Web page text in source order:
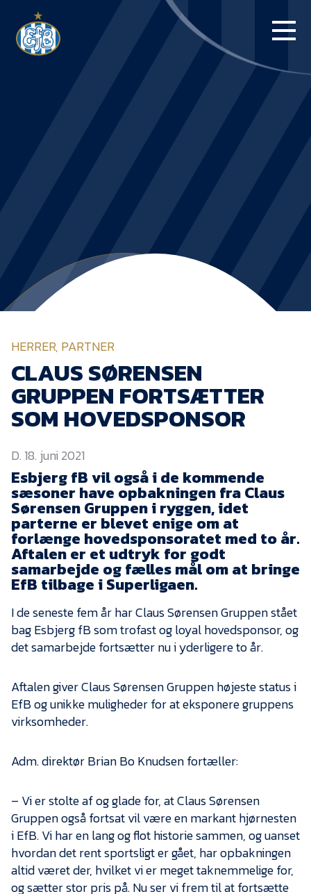
BLUE WATER
KVINDEHOLDET
NYHEDER
Om Esbjerg fB
Samarbejde
Partnere
Blue Water Arena
Aktionærinformation
Kontakt
Presse
HERRER, PARTNER
CLAUS SØRENSEN
GRUPPEN FORTSÆTTER
SOM HOVEDSPONSOR
D. 18. juni 2021
Esbjerg fB vil også i de kommende
sæsoner have opbakningen fra Claus
Sørensen Gruppen i ryggen, idet
parterne er blevet enige om at
forlænge hovedsponsoratet med to år.
Aftalen er et udtryk for godt
samarbejde og fælles mål om at bringe
EfB tilbage i Superligaen.
I de seneste fem år har Claus Sørensen Gruppen stået
bag Esbjerg fB som trofast og loyal hovedsponsor, og
det samarbejde fortsætter nu i yderligere to år.
Aftalen giver Claus Sørensen Gruppen højeste status i
EfB og unikke muligheder for at eksponere gruppens
virksomheder.
Adm. direktør Brian Bo Knudsen fortæller:
– Vi er stolte af og glade for, at Claus Sørensen
Gruppen også fortsat vil være en markant hjørnesten
i EfB. Vi har en lang og flot historie sammen, og uanset
hvordan det rent sportsligt er gået, har opbakningen
altid været der, hvilket vi er meget taknemmelige for,
og sætter stor pris på. Nu ser vi frem til at fortsætte